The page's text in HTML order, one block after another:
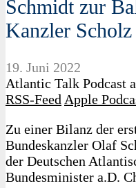
Schmidt zur
Kanzler Scholz
19. Juni 2022
Atlantic Talk Podcast
RSS-Feed Apple
Zu einer Bilanz der
Bundeskanzler Olaf
der Deutschen
Bundesminister a.D.